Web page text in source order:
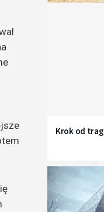
Krok od